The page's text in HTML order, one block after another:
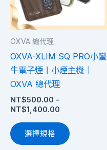
OXVA 總代理
OXVA-XLIM SQ PRO小蠻
牛電子煙丨小煙主機｜
OXVA 總代理
NT$500.00 –
NT$1,400.00
選擇規格
種
式。
在
產
選